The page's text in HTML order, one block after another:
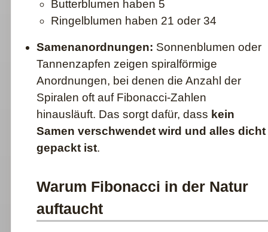
Butterblumen haben 5
Ringelblumen haben 21 oder 34
Samenanordnungen: Sonnenblumen oder
Tannenzapfen zeigen spiralförmige
Anordnungen, bei denen die Anzahl der
Spiralen oft auf Fibonacci-Zahlen
hinausläuft. Das sorgt dafür, dass kein
Samen verschwendet wird und alles dicht
gepackt ist.
Warum Fibonacci in der Natur
auftaucht